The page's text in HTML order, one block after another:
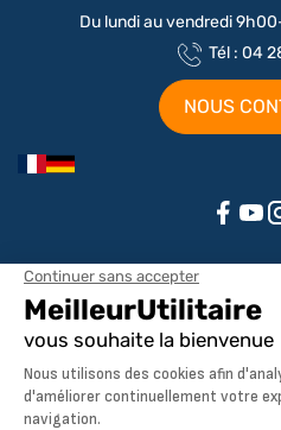
Du lundi au vendredi
Tél : 04
NOUS
Aménagements par
Aménagement Peugeot Partner
Aménagement Peugeot Expert
Aménagement Peugeot Boxer
Aménagement Citroen
Notre société
À propos de MeilleurUtilitaire